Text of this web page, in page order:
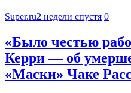
Super.ru2 недели спустя 0
«Было честью
Керри — об
«Маски» Чаке